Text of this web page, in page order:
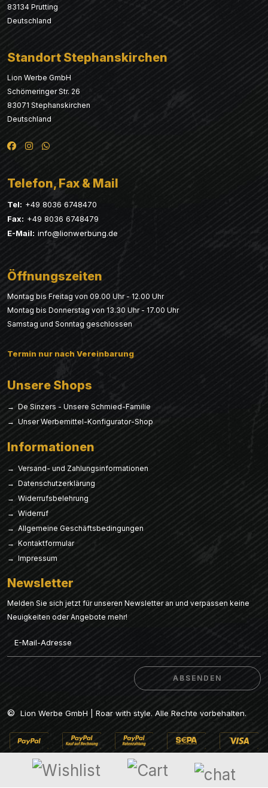
83134 Prutting
Deutschland
Standort Stephanskirchen
Lion Werbe GmbH
Schömeringer Str. 26
83071 Stephanskirchen
Deutschland
Telefon, Fax & Mail
Tel: +49 8036 6748470
Fax: +49 8036 6748479
E-Mail: info@lionwerbung.de
Öffnungszeiten
Montag bis Freitag von 09.00 Uhr - 12.00 Uhr
Montag bis Donnerstag von 13.30 Uhr - 17.00 Uhr
Samstag und Sonntag geschlossen
Termin nur nach Vereinbarung
Unsere Shops
→ De Sinzers - Unsere Schmied-Familie
→ Unser Werbemittel-Konfigurator-Shop
Informationen
→ Versand- und Zahlungsinformationen
→ Datenschutzerklärung
→ Widerrufsbelehrung
→ Widerruf
→ Allgemeine Geschäftsbedingungen
→ Kontaktformular
→ Impressum
Newsletter
Melden Sie sich jetzt für unseren Newsletter an und verpassen keine
Neuigkeiten oder Angebote mehr!
ABSENDEN
ABSENDEN
© Lion Werbe GmbH | Roar with style. Alle Rechte vorbehalten.